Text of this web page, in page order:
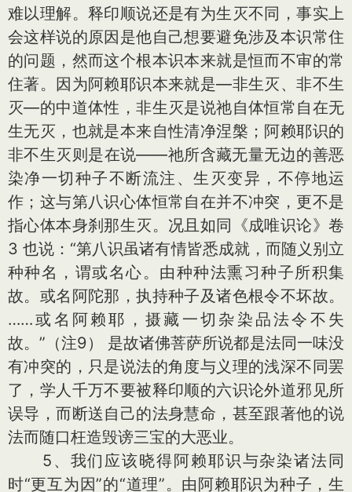
难以理解。释印顺说还是有为生灭不同，事实上
会这样说的原因是他自己想要避免涉及本识常住
的问题，然而这个根本识本来就是恒而不审的常
住著。因为阿赖耶识本来就是—非生灭、非不生
灭—的中道体性，非生灭是说祂自体恒常自在无
生无灭，也就是本来自性清净涅槃；阿赖耶识的
非不生灭则是在说——祂所含藏无量无边的善恶
染净一切种子不断流注、生灭变异，不停地运
作；这与第八识心体恒常自在并不冲突，更不是
指心体本身刹那生灭。况且如同《成唯识论》卷
3 也说：“第八识虽诸有情皆悉成就，而随义别立
种种名，谓或名心。由种种法熏习种子所积集
故。或名阿陀那，执持种子及诸色根令不坏故。
……或名阿赖耶，摄藏一切杂染品法令不失
故。”（注9） 是故诸佛菩萨所说都是法同一味没
有冲突的，只是说法的角度与义理的浅深不同罢
了，学人千万不要被释印顺的六识论外道邪见所
误导，而断送自己的法身慧命，甚至跟著他的说
法而随口枉造毁谤三宝的大恶业。
5、我们应该晓得阿赖耶识与杂染诸法同
时“更互为因”的“道理”。由阿赖耶识为种子，生